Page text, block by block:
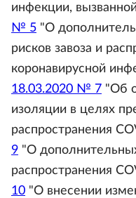
инфекции,
№ 5 "О
рисков завоза и
коронавирусной
18.03.2020 № 7 "Об
изоляции в целях
распространения
9 "О
распространения
10 "О внесении